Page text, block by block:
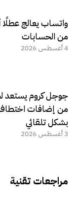
واتساب يعالج عطلًا
من الحسابات
4 أغسطس 2026
جوجل كروم يستعد
من إضافات
بشكل تلقائي
3 أغسطس 2026
مراجعات تقنية